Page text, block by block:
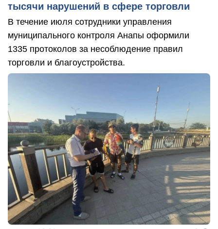
тысячи нарушений в сфере торговли
В течение июля сотрудники управления
муниципального контроля Анапы оформили
1335 протоколов за несоблюдение правил
торговли и благоустройства.